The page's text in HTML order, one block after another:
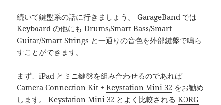
続いて鍵盤系の話に行きましょう。 GarageBand では
Keyboard の他にも Drums/Smart Bass/Smart
Guitar/Smart Strings と一通りの音色を外部鍵盤で鳴ら
すことができます。
まず、iPad とミニ鍵盤を組み合わせるのであれば
Camera Connection Kit +Keystation Mini 32 をお勧め
します。 Keystation Mini 32 とよく比較されるKORG